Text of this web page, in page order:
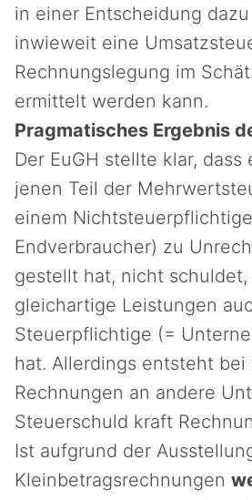
in einer Entscheidung
inwieweit eine
Rechnungslegung im
ermittelt werden kann.
Pragmatisches Ergebnis
Der EuGH stellte klar,
jenen Teil der
einem
Endverbraucher) zu
gestellt hat, nicht
gleichartige Leistungen
Steuerpflichtige (=
hat. Allerdings entsteht
Rechnungen an andere
Steuerschuld kraft
Ist aufgrund der
Kleinbetragsrechnungen